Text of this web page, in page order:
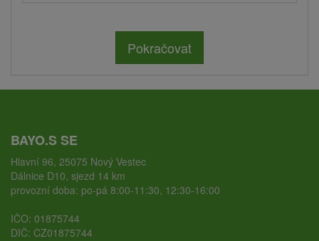
Pokračovat
BAYO.S SE
Hlavní 96, 25075 Nový Vestec
Dálnice D10, sjezd 14 km
provozní doba: po-pá 8:00-11:30, 12:30-16:00
IČO: 01875744
DIČ: CZ01875744